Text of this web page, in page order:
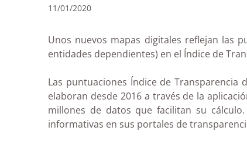
11/01/2020
Unos nuevos mapas digitales reflejan las
entidades dependientes) en el Índice de
Las puntuaciones Índice de Transparencia
elaboran desde 2016 a través de la
millones de datos que facilitan su
informativas en sus portales de